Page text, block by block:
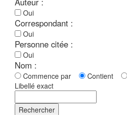
Oui
Correspondant :
Oui
Personne citée :
Oui
Nom :
Commence par Contient
Libellé exact
Rechercher